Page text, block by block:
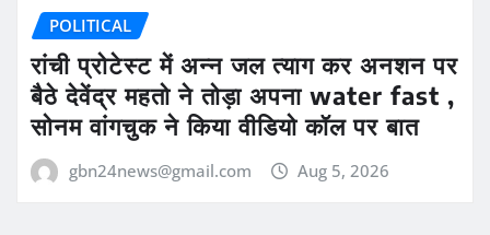
POLITICAL
रांची प्रोटेस्ट में अन्न जल त्याग कर अनशन पर
बैठे देवेंद्र महतो ने तोड़ा अपना water fast ,
सोनम वांगचुक ने किया वीडियो कॉल पर बात
gbn24news@gmail.com Aug 5, 2026